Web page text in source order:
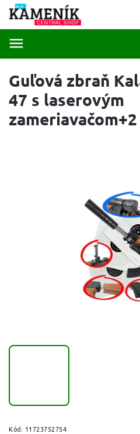
Guľová zbraň
47 s laserovým
Kód: 11723752754